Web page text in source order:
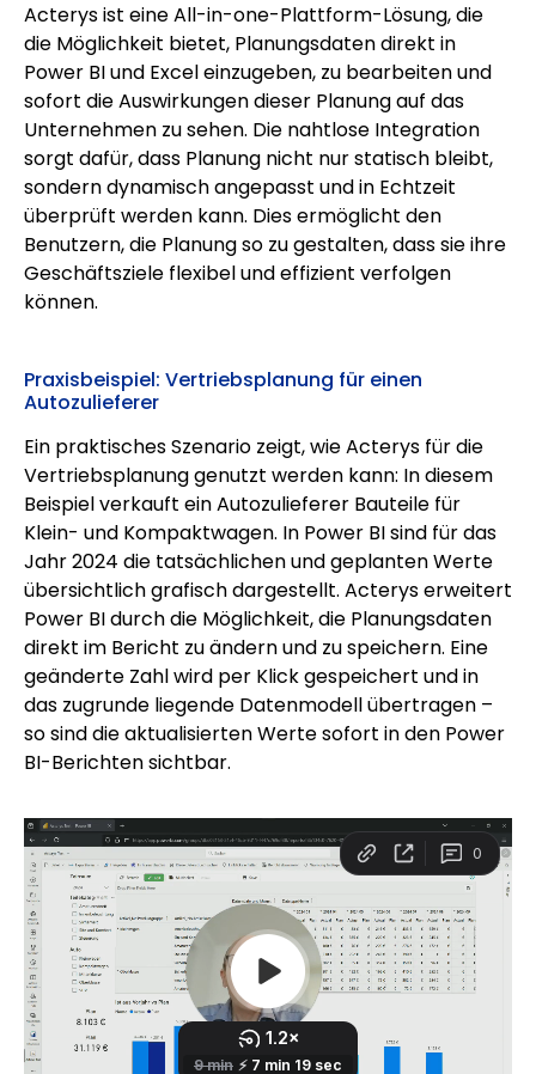
Acterys ist eine All-in-one-Plattform-Lösung, die
die Möglichkeit bietet, Planungsdaten direkt in
Power BI und Excel einzugeben, zu bearbeiten und
sofort die Auswirkungen dieser Planung auf das
Unternehmen zu sehen. Die nahtlose Integration
sorgt dafür, dass Planung nicht nur statisch bleibt,
sondern dynamisch angepasst und in Echtzeit
überprüft werden kann. Dies ermöglicht den
Benutzern, die Planung so zu gestalten, dass sie ihre
Geschäftsziele flexibel und effizient verfolgen
können.
Praxisbeispiel: Vertriebsplanung für einen
Autozulieferer
Ein praktisches Szenario zeigt, wie Acterys für die
Vertriebsplanung genutzt werden kann: In diesem
Beispiel verkauft ein Autozulieferer Bauteile für
Klein- und Kompaktwagen. In Power BI sind für das
Jahr 2024 die tatsächlichen und geplanten Werte
übersichtlich grafisch dargestellt. Acterys erweitert
Power BI durch die Möglichkeit, die Planungsdaten
direkt im Bericht zu ändern und zu speichern. Eine
geänderte Zahl wird per Klick gespeichert und in
das zugrunde liegende Datenmodell übertragen –
so sind die aktualisierten Werte sofort in den Power
BI-Berichten sichtbar.